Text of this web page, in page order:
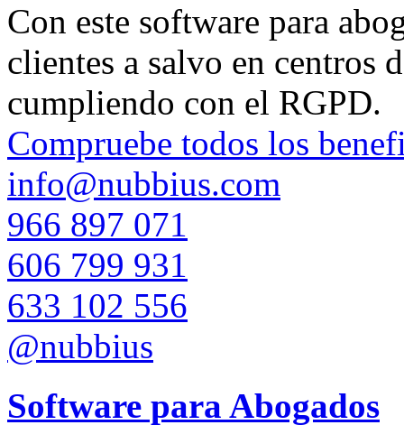
Con este software para
clientes a salvo en centros
cumpliendo con el RGPD.
Compruebe todos los
info@nubbius.com
966 897 071
606 799 931
633 102 556
@nubbius
Software para Abogados